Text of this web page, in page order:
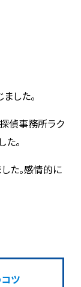
した。
偵事務所ラク
。
た。感情的に
ツ